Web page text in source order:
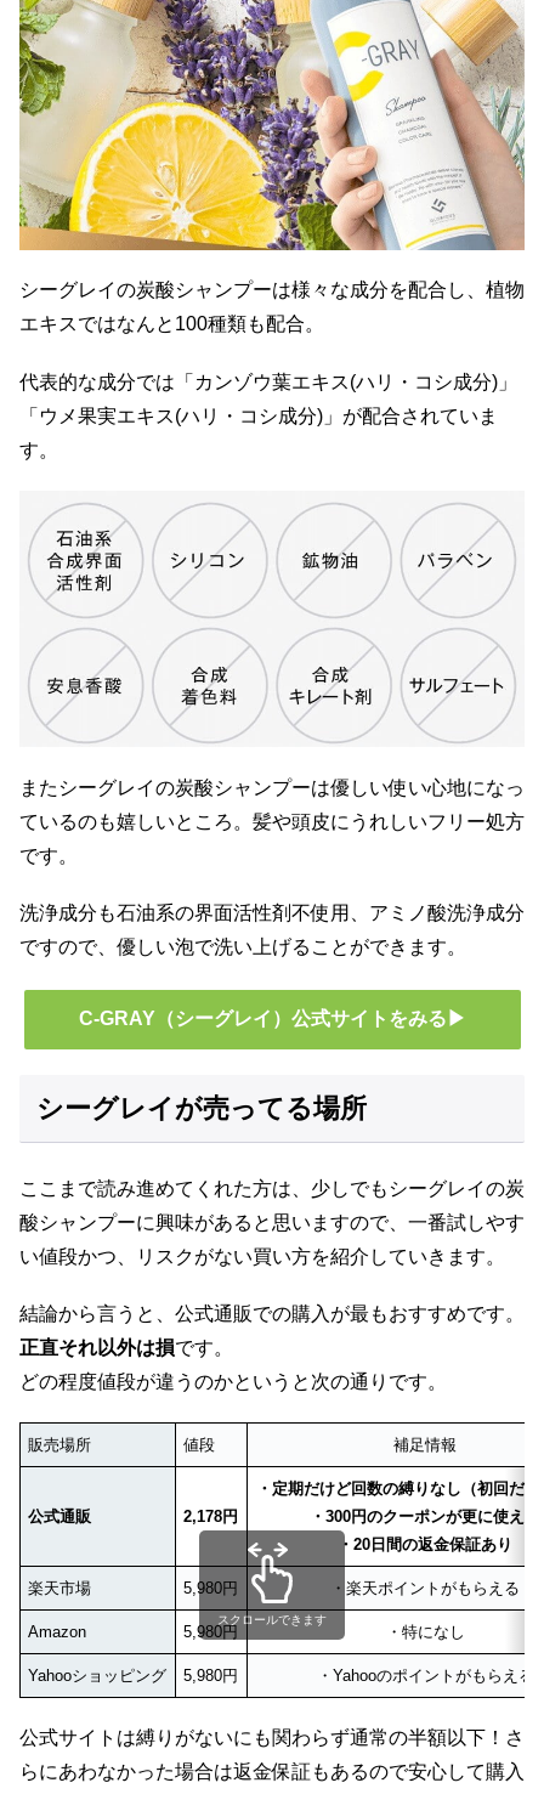
シーグレイの炭酸シャンプーは様々な成分を配合し、植物
エキスではなんと100種類も配合。
代表的な成分では「カンゾウ葉エキス(ハリ・コシ成分)」
「ウメ果実エキス(ハリ・コシ成分)」が配合されていま
す。
またシーグレイの炭酸シャンプーは優しい使い心地になっ
ているのも嬉しいところ。髪や頭皮にうれしいフリー処方
です。
洗浄成分も石油系の界面活性剤不使用、アミノ酸洗浄成分
ですので、優しい泡で洗い上げることができます。
C-GRAY（シーグレイ）公式サイトをみる▶
シーグレイが売ってる場所
ここまで読み進めてくれた方は、少しでもシーグレイの炭
酸シャンプーに興味があると思いますので、一番試しやす
い値段かつ、リスクがない買い方を紹介していきます。
結論から言うと、公式通販での購入が最もおすすめです。
正直それ以外は損です。
どの程度値段が違うのかというと次の通りです。
販売場所 値段 補足情報
公式通販 2,178円
・定期だけど回数の縛りなし（初回だ
・300円のクーポンが更に使える
・20日間の返金保証あり
楽天市場 5,980円 ・楽天ポイントがもらえる
Amazon 5,980円 ・特になし
Yahooショッピング 5,980円 ・Yahooのポイントがもらえる
スクロールできます
公式サイトは縛りがないにも関わらず通常の半額以下！さ
らにあわなかった場合は返金保証もあるので安心して購入